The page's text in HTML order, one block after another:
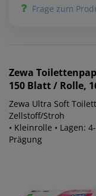
Frage zum
Zewa
150 Blatt / Rolle,
Zewa Ultra Soft
Zellstoff/Stroh
• Kleinrolle • Lagen:
Prägung